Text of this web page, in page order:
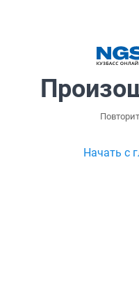
Начать с